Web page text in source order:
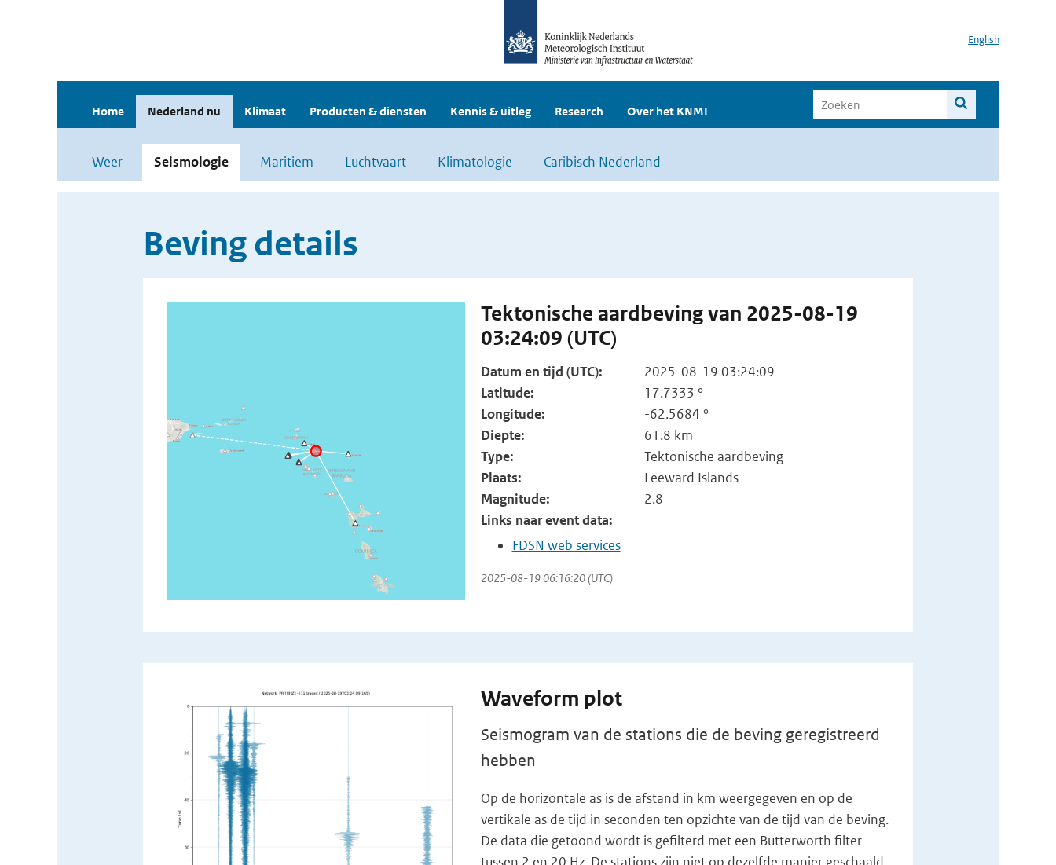
English
Home Nederland nu Klimaat Producten & diensten Kennis & uitleg Research Over het KNMI
Weer Seismologie Maritiem Luchtvaart Klimatologie Caribisch Nederland
Beving details
Tektonische aardbeving van 2025-08-19
03:24:09 (UTC)
Datum en tijd (UTC):
2025-08-19 03:24:09
Latitude:
17.7333 °
Longitude:
-62.5684 °
Diepte:
61.8 km
Type:
Tektonische aardbeving
Plaats:
Leeward Islands
Magnitude:
2.8
Links naar event data:
FDSN web services
2025-08-19 06:16:20 (UTC)
Waveform plot
Seismogram van de stations die de beving geregistreerd
hebben
Op de horizontale as is de afstand in km weergegeven en op de
vertikale as de tijd in seconden ten opzichte van de tijd van de beving.
De data die getoond wordt is gefilterd met een Butterworth filter
tussen 2 en 20 Hz. De stations zijn niet op dezelfde manier geschaald.